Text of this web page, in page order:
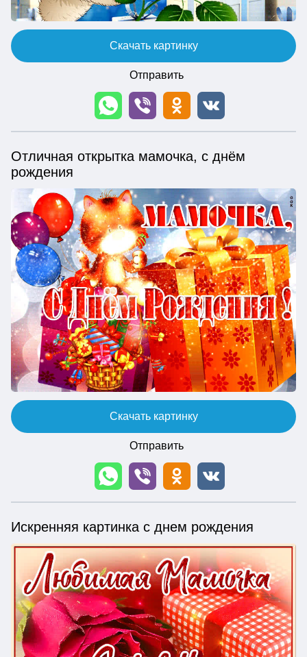
Скачать картинку
Отправить
Отличная открытка мамочка, с днём
рождения
Скачать картинку
Отправить
Искренняя картинка с днем рождения